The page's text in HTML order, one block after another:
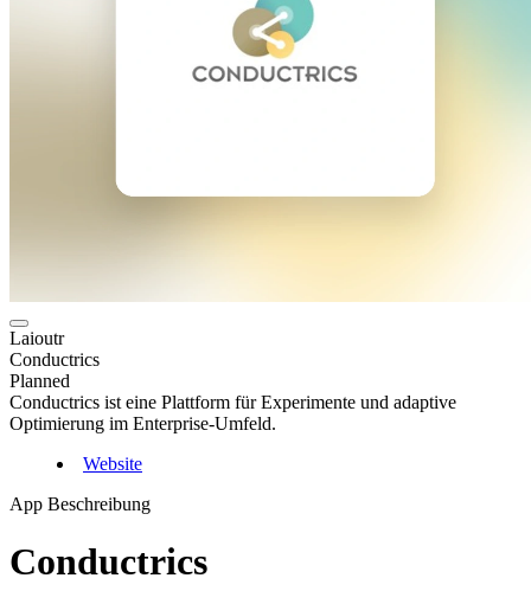
Laioutr
Conductrics
Planned
Conductrics ist eine Plattform für Experimente und adaptive
Optimierung im Enterprise-Umfeld.
Website
App Beschreibung
Conductrics